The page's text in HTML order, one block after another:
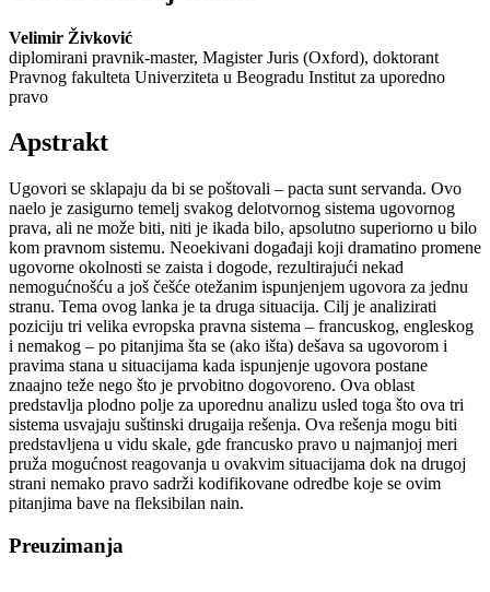
Velimir Živković
diplomirani pravnik-master, Magister Juris (Oxford), doktorant
Pravnog fakulteta Univerziteta u Beogradu Institut za uporedno
pravo
Apstrakt
Ugovori se sklapaju da bi se poštovali – pacta sunt servanda. Ovo
naelo je zasigurno temelj svakog delotvornog sistema ugovornog
prava, ali ne može biti, niti je ikada bilo, apsolutno superiorno u bilo
kom pravnom sistemu. Neoekivani događaji koji dramatino promene
ugovorne okolnosti se zaista i dogode, rezultirajući nekad
nemogućnošću a još češće otežanim ispunjenjem ugovora za jednu
stranu. Tema ovog lanka je ta druga situacija. Cilj je analizirati
poziciju tri velika evropska pravna sistema – francuskog, engleskog
i nemakog – po pitanjima šta se (ako išta) dešava sa ugovorom i
pravima stana u situacijama kada ispunjenje ugovora postane
znaajno teže nego što je prvobitno dogovoreno. Ova oblast
predstavlja plodno polje za uporednu analizu usled toga što ova tri
sistema usvajaju suštinski drugaija rešenja. Ova rešenja mogu biti
predstavljena u vidu skale, gde francusko pravo u najmanjoj meri
pruža mogućnost reagovanja u ovakvim situacijama dok na drugoj
strani nemako pravo sadrži kodifikovane odredbe koje se ovim
pitanjima bave na fleksibilan nain.
Preuzimanja